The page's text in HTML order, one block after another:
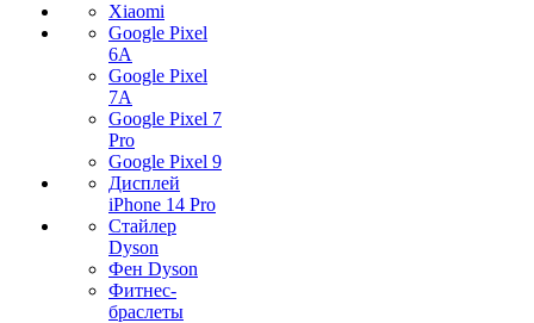
Xiaomi
Google Pixel
6A
Google Pixel
7А
Google Pixel 7
Pro
Google Pixel 9
Дисплей
iPhone 14 Pro
Стайлер
Dyson
Фен Dyson
Фитнес-
браслеты